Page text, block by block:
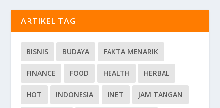
ARTIKEL TAG
BISNIS BUDAYA FAKTA MENARIK
FINANCE FOOD HEALTH HERBAL
HOT INDONESIA INET JAM TANGAN